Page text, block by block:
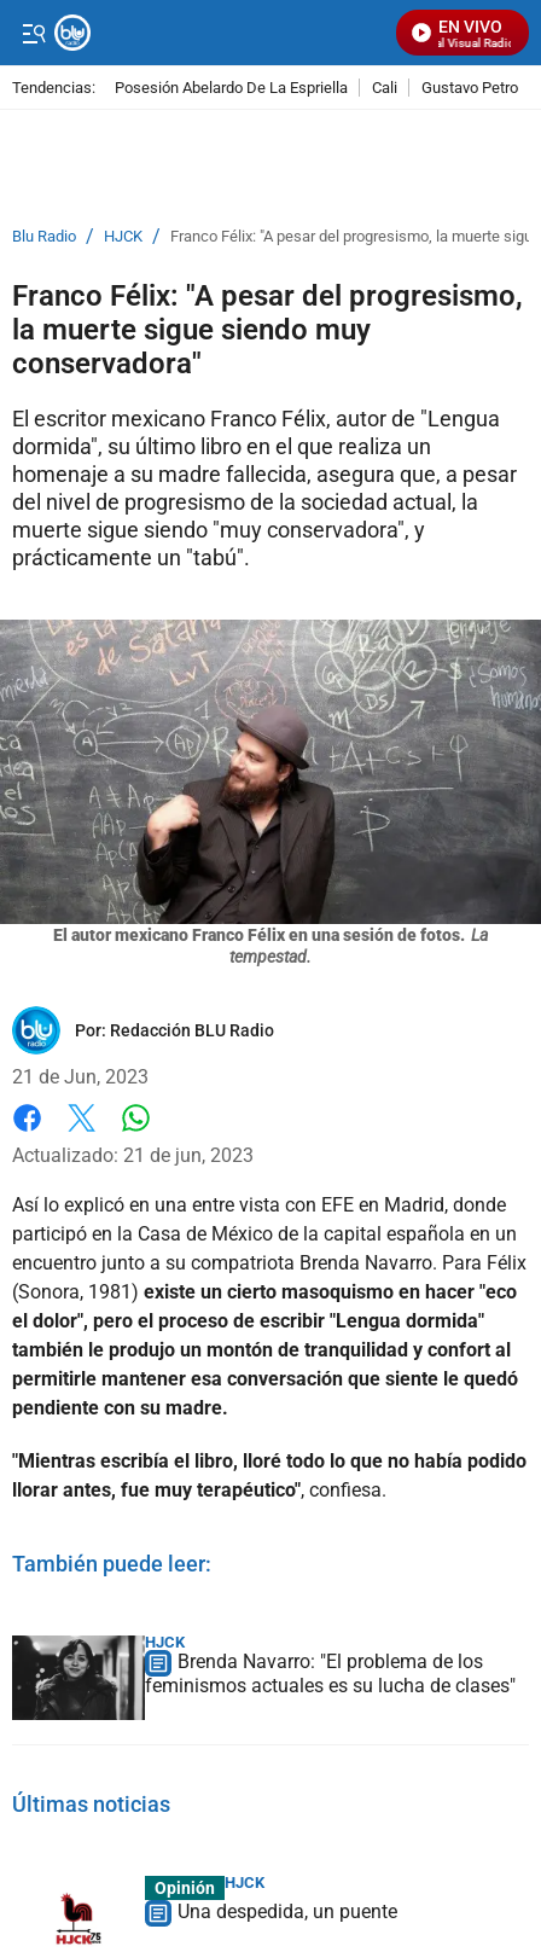
EN VIVO
Señal Visual Radio
Tendencias: Posesión Abelardo De La Espriella Cali Gustavo Petro
Blu Radio / HJCK / Franco Félix: "A pesar del progresismo, la muerte
Franco Félix: "A pesar del progresismo,
la muerte sigue siendo muy
conservadora"
El escritor mexicano Franco Félix, autor de "Lengua
dormida", su último libro en el que realiza un
homenaje a su madre fallecida, asegura que, a pesar
del nivel de progresismo de la sociedad actual, la
muerte sigue siendo "muy conservadora", y
prácticamente un "tabú".
El autor mexicano Franco Félix en una sesión de fotos. La
tempestad.
Por: Redacción BLU Radio
21 de Jun, 2023
Facebook
X
Actualizado: 21 de jun, 2023
Así lo explicó en una entre vista con EFE en Madrid, donde
participó en la Casa de México de la capital española en un
encuentro junto a su compatriota Brenda Navarro. Para Félix
(Sonora, 1981) existe un cierto masoquismo en hacer "eco
el dolor", pero el proceso de escribir "Lengua dormida"
también le produjo un montón de tranquilidad y confort al
permitirle mantener esa conversación que siente le quedó
pendiente con su madre.
"Mientras escribía el libro, lloré todo lo que no había podido
llorar antes, fue muy terapéutico", confiesa.
También puede leer:
HJCK
Brenda Navarro: "El problema de los
feminismos actuales es su lucha de clases"
Últimas noticias
Opinión HJCK
Una despedida, un puente